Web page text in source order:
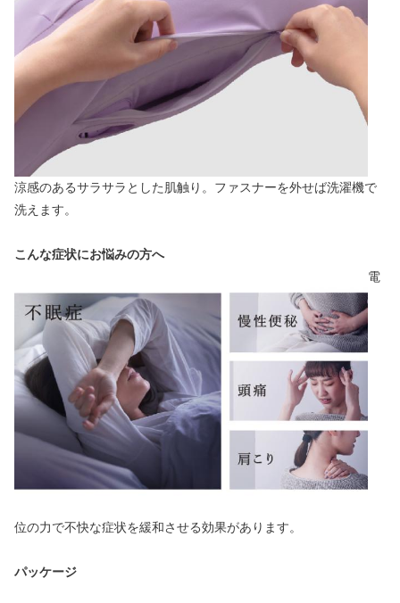
涼感のあるサラサラとした肌触り。ファスナーを外せば洗濯機で
洗えます。
こんな症状にお悩みの方へ
電
位の力で不快な症状を緩和させる効果があります。
パッケージ